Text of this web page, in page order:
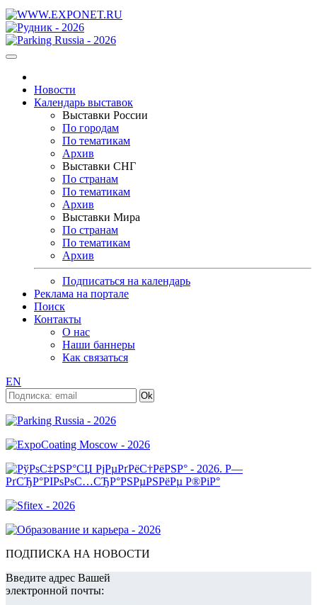
Новости
Календарь выставок
Выставки России
По городам
По тематикам
Архив
Выставки СНГ
По странам
По тематикам
Архив
Выставки Мира
По странам
По тематикам
Архив
Подписаться на календарь
Реклама на портале
Поиск
Контакты
О нас
Наши баннеры
Как связаться
EN
ПОДПИСКА НА НОВОСТИ
Введите адрес Вашей
электронной почты: